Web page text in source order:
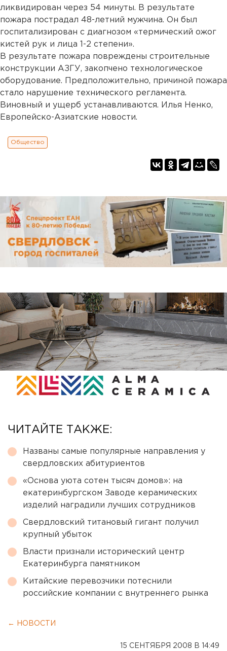
ликвидирован через 54 минуты. В результате
пожара пострадал 48-летний мужчина. Он был
госпитализирован с диагнозом «термический ожог
кистей рук и лица 1-2 степени».
В результате пожара повреждены строительные
конструкции АЗГУ, закопчено технологическое
оборудование. Предположительно, причиной пожара
стало нарушение технического регламента.
Виновный и ущерб устанавливаются. Илья Ненко,
Европейско-Азиатские новости.
Общество
ЧИТАЙТЕ ТАКЖЕ:
Названы самые популярные направления у
свердловских абитуриентов
«Основа уюта сотен тысяч домов»: на
екатеринбургском Заводе керамических
изделий наградили лучших сотрудников
Свердловский титановый гигант получил
крупный убыток
Власти признали исторический центр
Екатеринбурга памятником
Китайские перевозчики потеснили
российские компании с внутреннего рынка
← НОВОСТИ
15 СЕНТЯБРЯ 2008 В 14:49